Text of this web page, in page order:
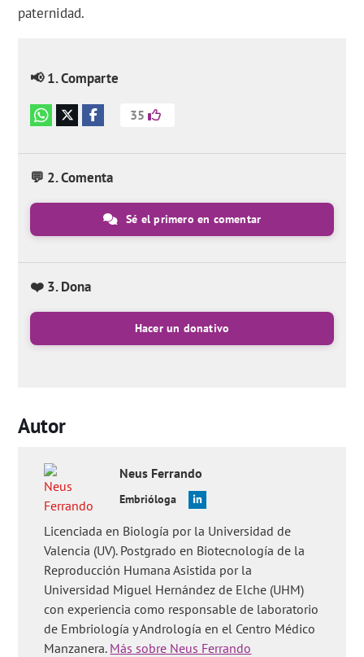
paternidad.
📢 1. Comparte
35
💬 2. Comenta
Sé el primero en comentar
❤️ 3. Dona
Hacer un donativo
Autor
Neus Ferrando
Embrióloga
Licenciada en Biología por la Universidad de
Valencia (UV). Postgrado en Biotecnología de la
Reproducción Humana Asistida por la
Universidad Miguel Hernández de Elche (UHM)
con experiencia como responsable de laboratorio
de Embriología y Andrología en el Centro Médico
Manzanera. Más sobre Neus Ferrando